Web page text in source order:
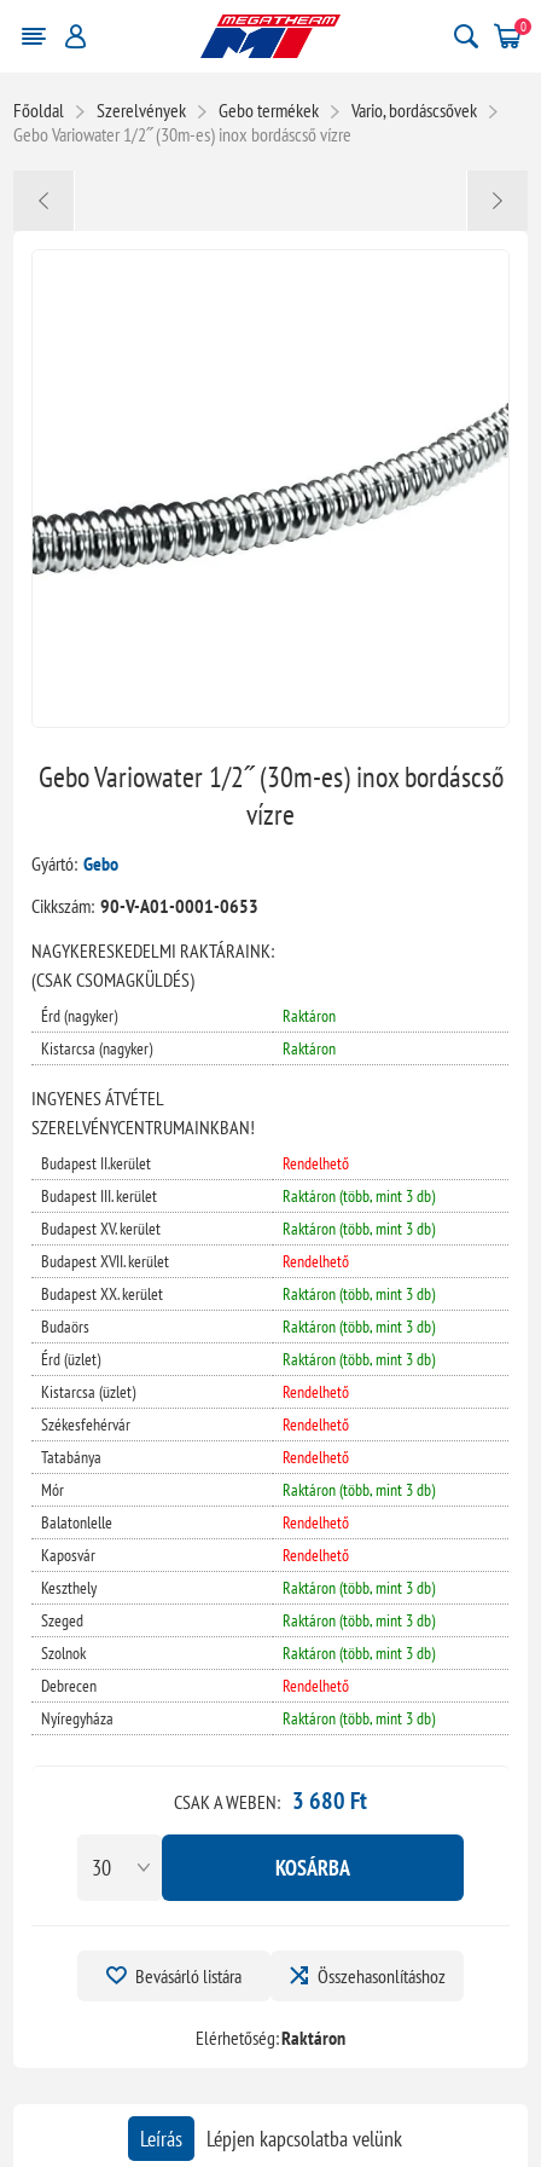
0
Főoldal Szerelvények Gebo termékek
Vario, bordáscsővek
Gebo Variowater 1/2˝ (30m-es) inox bordáscső vízre
Gebo Variowater 1/2˝ (30m-es) inox bordáscső
vízre
Gyártó: Gebo
Cikkszám: 90-V-A01-0001-0653
NAGYKERESKEDELMI RAKTÁRAINK:
(CSAK CSOMAGKÜLDÉS)
Érd (nagyker)
Raktáron
Kistarcsa (nagyker)
Raktáron
INGYENES ÁTVÉTEL
SZERELVÉNYCENTRUMAINKBAN!
Budapest II.kerület
Rendelhető
Budapest III. kerület
Raktáron (több, mint 3 db)
Budapest XV. kerület
Raktáron (több, mint 3 db)
Budapest XVII. kerület
Rendelhető
Budapest XX. kerület
Raktáron (több, mint 3 db)
Budaörs
Raktáron (több, mint 3 db)
Érd (üzlet)
Raktáron (több, mint 3 db)
Kistarcsa (üzlet)
Rendelhető
Székesfehérvár
Rendelhető
Tatabánya
Rendelhető
Mór
Raktáron (több, mint 3 db)
Balatonlelle
Rendelhető
Kaposvár
Rendelhető
Keszthely
Raktáron (több, mint 3 db)
Szeged
Raktáron (több, mint 3 db)
Szolnok
Raktáron (több, mint 3 db)
Debrecen
Rendelhető
Nyíregyháza
Raktáron (több, mint 3 db)
CSAK A WEBEN: 3 680 Ft
KOSÁRBA
Bevásárló listára Összehasonlításhoz
Elérhetőség:Raktáron
Leírás Lépjen kapcsolatba velünk